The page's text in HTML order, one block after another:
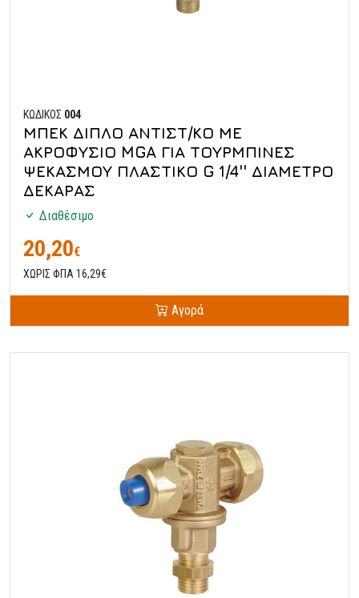
ΚΩΔΙΚΟΣ 004
ΜΠΕΚ ΔΙΠΛΟ ΑΝΤΙΣΤ/ΚΟ ΜΕ
ΑΚΡΟΦΥΣΙΟ MGA ΓΙΑ ΤΟΥΡΜΠΙΝΕΣ
ΨΕΚΑΣΜΟΥ ΠΛΑΣΤΙΚΟ G 1/4'' ΔΙΑΜΕΤΡΟ
ΔΕΚΑΡΑΣ
Διαθέσιμο
20,20€
ΧΩΡΙΣ ΦΠΑ 16,29€
Αγορά